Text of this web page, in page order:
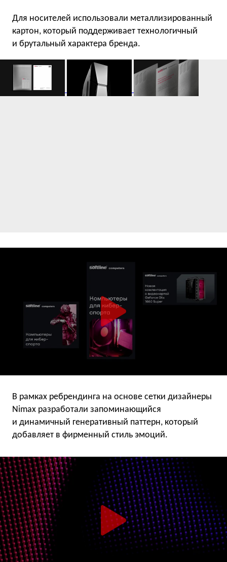
Для носителей использовали металлизированный
картон, который поддерживает технологичный
и брутальный характера бренда.
В рамках ребрендинга на основе сетки дизайнеры
Nimax разработали запоминающийся
и динамичный генеративный паттерн, который
добавляет в фирменный стиль эмоций.